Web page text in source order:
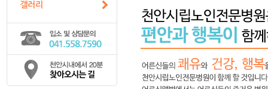
갤러리